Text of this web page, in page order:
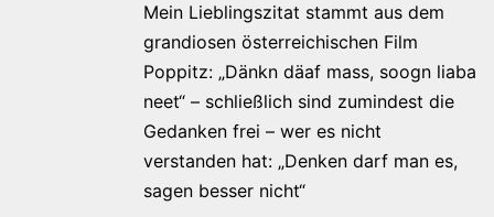
Mein Lieblingszitat stammt aus dem
grandiosen österreichischen Film
Poppitz: „Dänkn däaf mass, soogn liaba
neet“ – schließlich sind zumindest die
Gedanken frei – wer es nicht
verstanden hat: „Denken darf man es,
sagen besser nicht“